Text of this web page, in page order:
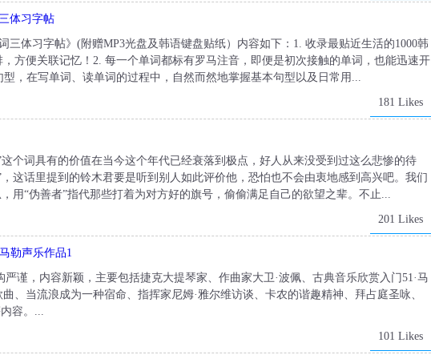
体习字帖
三体习字帖》(附赠MP3光盘及韩语键盘贴纸）内容如下：1. 收录最贴近生活的1000韩
方便关联记忆！2. 每一个单词都标有罗马注音，即便是初次接触的单词，也能迅速开
，在写单词、读单词的过程中，自然而然地掌握基本句型以及日常用...
181 Likes
这个词具有的价值在当今这个年代已经衰落到极点，好人从来没受到过这么悲惨的待
这话里提到的铃木君要是听到别人如此评价他，恐怕也不会由衷地感到高兴吧。我们
用“伪善者”指代那些打着为对方好的旗号，偷偷满足自己的欲望之辈。不止...
201 Likes
勒声乐作品1
严谨，内容新颖，主要包括捷克大提琴家、作曲家大卫·波佩、古典音乐欣赏入门51·马
、当流浪成为一种宿命、指挥家尼姆·雅尔维访谈、卡农的谐趣精神、拜占庭圣咏、
容。...
101 Likes